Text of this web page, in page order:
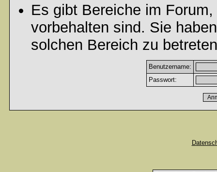
Es gibt Bereiche im
vorbehalten sind. Sie
solchen Bereich zu
Benutzername:
Passwort: